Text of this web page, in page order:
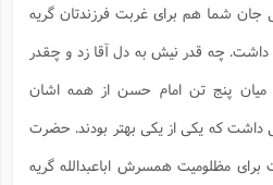
جان شما هم برای غربت فرزندتان گریه
چه قدر نیش به دل آقا زد و چقدر
میان پنج تن امام حسن از همه اشان
داشت که یکی از یکی بهتر بودند. حضرت
مظلومیت همسرش اباعبدالله گریه